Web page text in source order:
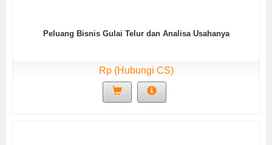
Peluang Bisnis Gulai Telur dan Analisa Usahanya
Rp (Hubungi CS)